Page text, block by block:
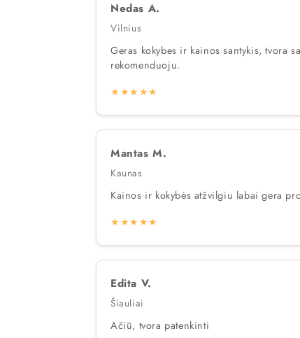
Nedas A.
Vilnius
Geras kokybes ir kainos santykis, tvora
rekomenduoju.
★★★★★
Mantas M.
Kaunas
Kainos ir kokybės atžvilgiu labai gera
★★★★★
Edita V.
Šiauliai
Ačiū, tvora patenkinti